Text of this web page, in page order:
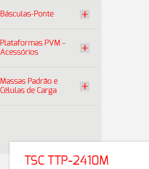
Básculas-Ponte
Plataformas PVM -
Acessórios
Massas Padrão e
Células de Carga
TSC TTP-2410M